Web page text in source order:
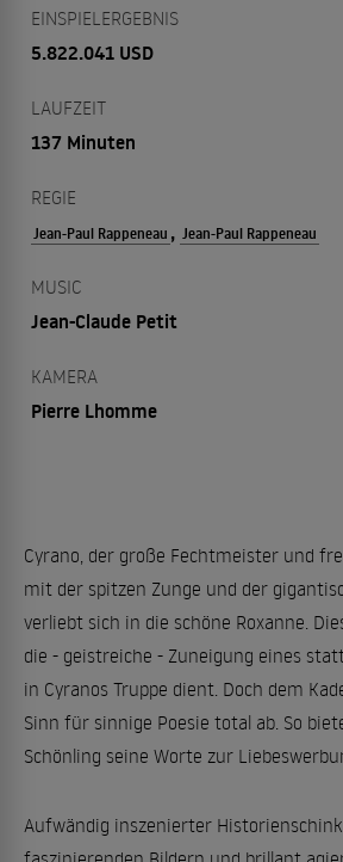
EINSPIELERGEBNIS
5.822.041 USD
LAUFZEIT
137 Minuten
REGIE
Jean-Paul Rappeneau , Jean-Paul Rappeneau
MUSIC
Jean-Claude Petit
KAMERA
Pierre Lhomme
Cyrano, der große Fechtmeister und
mit der spitzen Zunge und der
verliebt sich in die schöne Roxanne.
die - geistreiche - Zuneigung eines
in Cyranos Truppe dient. Doch dem
Sinn für sinnige Poesie total ab. So
Schönling seine Worte zur
Aufwändig inszenierter